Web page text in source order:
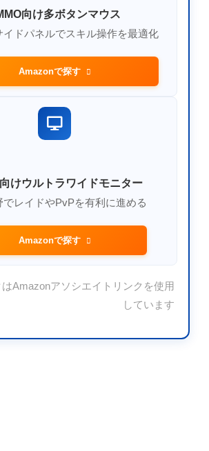
向け多ボタンマウス
イドパネルでスキル操作を最適化
Amazonで探す
けウルトラワイドモニター
でレイドやPvPを有利に進める
Amazonで探す
Amazonアソシエイトリンクを使用
しています